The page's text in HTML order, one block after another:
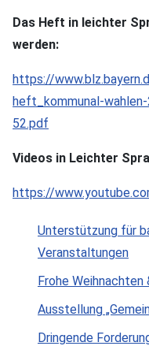
Das Heft in leichter
werden:
https://
heft_kommunal-
52.pdf
Videos in Leichter
https://
Unterstützung für
Veranstaltungen
Frohe
Ausstellung
Dringende